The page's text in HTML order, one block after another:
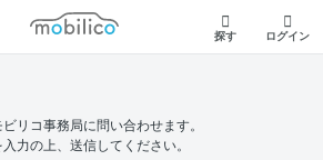
モビリコ
探す ログイン
リコ事務局に問い合わせます。
力の上、送信してください。